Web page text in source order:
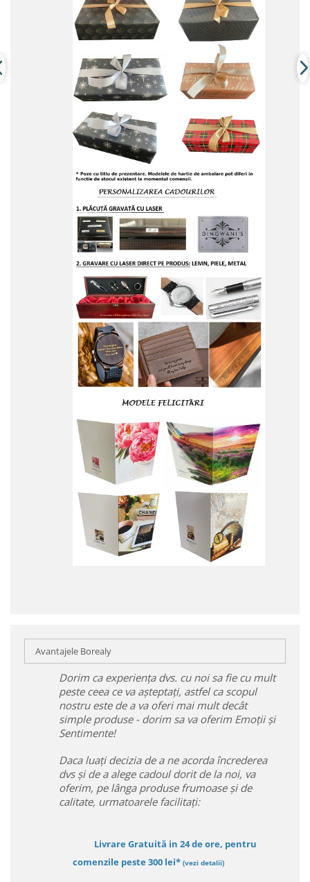
Avantajele Borealy
Dorim ca experiența dvs. cu noi sa fie cu mult
peste ceea ce va așteptați, astfel ca scopul
nostru este de a va oferi mai mult decât
simple produse - dorim sa va oferim Emoții și
Sentimente!
Daca luați decizia de a ne acorda încrederea
dvs și de a alege cadoul dorit de la noi, va
oferim, pe lânga produse frumoase și de
calitate, urmatoarele facilitați:
Livrare Gratuită in 24 de ore, pentru
comenzile peste 300 lei* (vezi detalii)